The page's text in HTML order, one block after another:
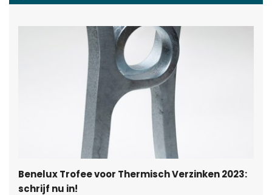
Benelux Trofee voor Thermisch Verzinken 2023:
schrijf nu in!